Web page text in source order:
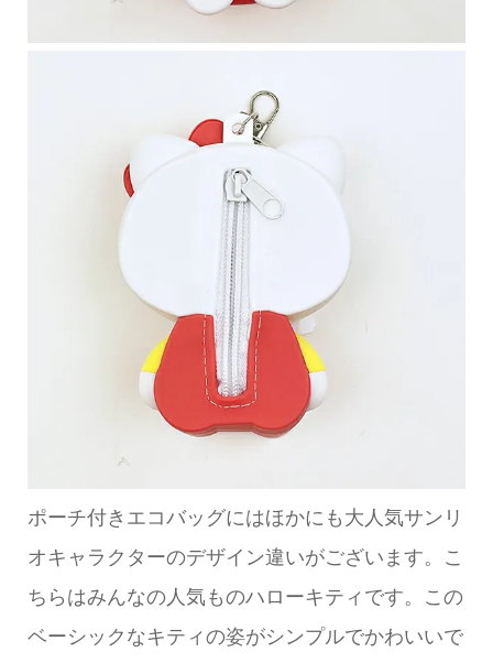
ポーチ付きエコバッグにはほかにも大人気サンリ
オキャラクターのデザイン違いがございます。こ
ちらはみんなの人気ものハローキティです。この
ベーシックなキティの姿がシンプルでかわいいで